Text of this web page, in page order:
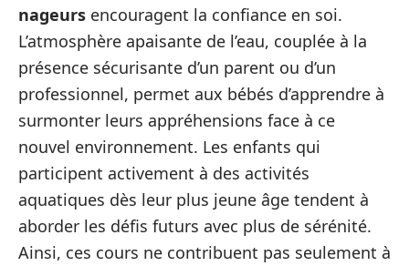
nageurs encouragent la confiance en soi.
L’atmosphère apaisante de l’eau, couplée à la
présence sécurisante d’un parent ou d’un
professionnel, permet aux bébés d’apprendre à
surmonter leurs appréhensions face à ce
nouvel environnement. Les enfants qui
participent activement à des activités
aquatiques dès leur plus jeune âge tendent à
aborder les défis futurs avec plus de sérénité.
Ainsi, ces cours ne contribuent pas seulement à